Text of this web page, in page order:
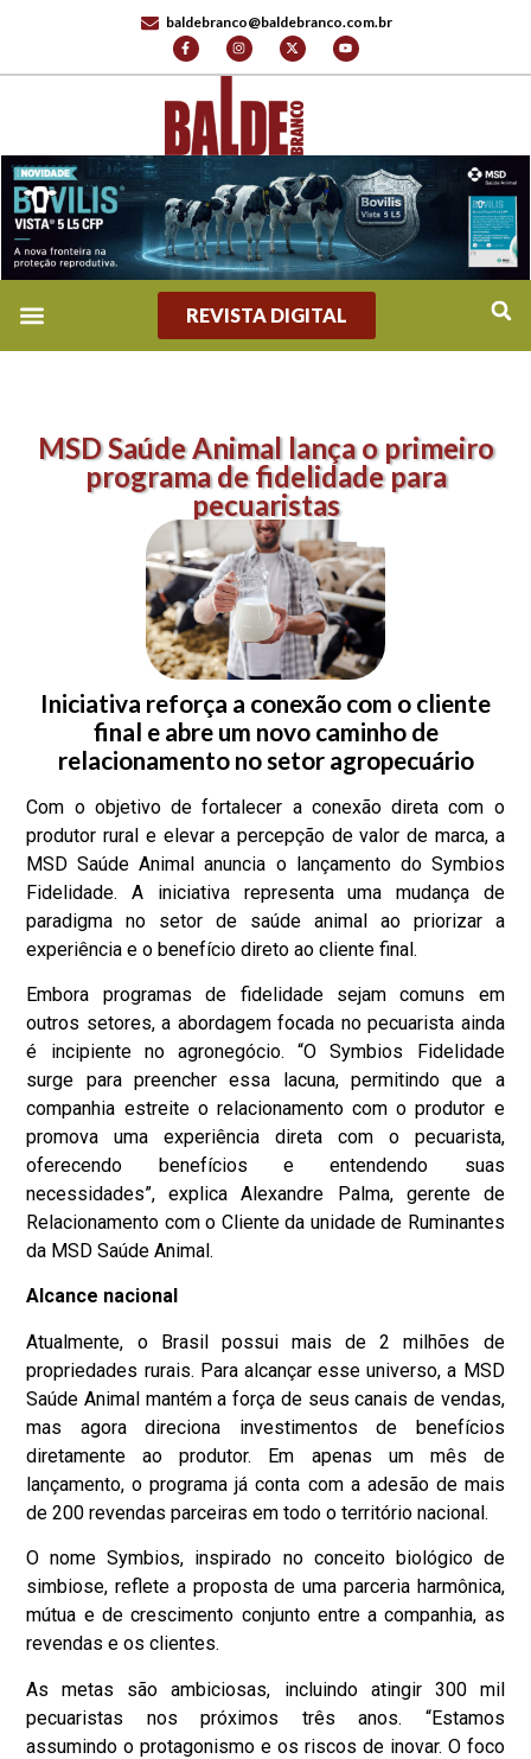
baldebranco@baldebranco.com.br
REVISTA DIGITAL
MSD Saúde Animal lança o primeiro
programa de fidelidade para
pecuaristas
Iniciativa reforça a conexão com o cliente
final e abre um novo caminho de
relacionamento no setor agropecuário
Com o objetivo de fortalecer a conexão direta com o
produtor rural e elevar a percepção de valor de marca, a
MSD Saúde Animal anuncia o lançamento do Symbios
Fidelidade. A iniciativa representa uma mudança de
paradigma no setor de saúde animal ao priorizar a
experiência e o benefício direto ao cliente final.
Embora programas de fidelidade sejam comuns em
outros setores, a abordagem focada no pecuarista ainda
é incipiente no agronegócio. “O Symbios Fidelidade
surge para preencher essa lacuna, permitindo que a
companhia estreite o relacionamento com o produtor e
promova uma experiência direta com o pecuarista,
oferecendo benefícios e entendendo suas
necessidades”, explica Alexandre Palma, gerente de
Relacionamento com o Cliente da unidade de Ruminantes
da MSD Saúde Animal.
Alcance nacional
Atualmente, o Brasil possui mais de 2 milhões de
propriedades rurais. Para alcançar esse universo, a MSD
Saúde Animal mantém a força de seus canais de vendas,
mas agora direciona investimentos de benefícios
diretamente ao produtor. Em apenas um mês de
lançamento, o programa já conta com a adesão de mais
de 200 revendas parceiras em todo o território nacional.
O nome Symbios, inspirado no conceito biológico de
simbiose, reflete a proposta de uma parceria harmônica,
mútua e de crescimento conjunto entre a companhia, as
revendas e os clientes.
As metas são ambiciosas, incluindo atingir 300 mil
pecuaristas nos próximos três anos. “Estamos
assumindo o protagonismo e os riscos de inovar. O foco